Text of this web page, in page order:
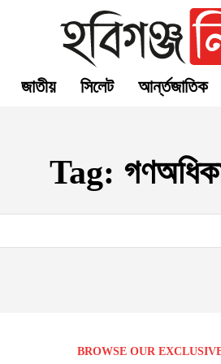
জাতীয় সিলেট আর্ন্তজাতিক
Tag:
BROWSE OUR